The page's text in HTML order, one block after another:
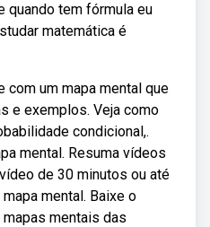
quando tem fórmula eu
matemática é
com um mapa mental que
e exemplos. Veja como
condicional,.
mental. Resuma vídeos
de 30 minutos ou até
mental. Baixe o
mentais das